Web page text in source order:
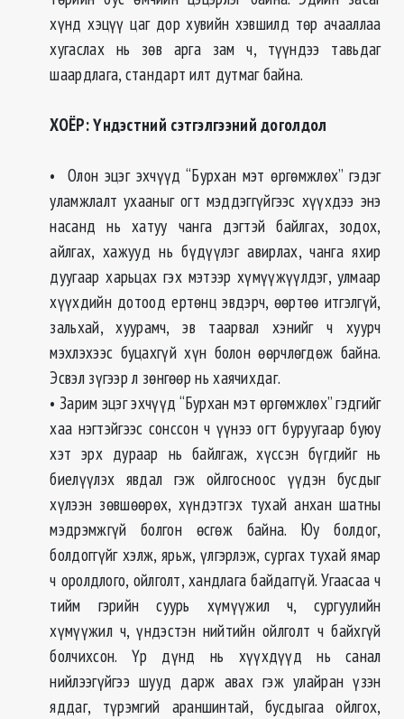
хүнд хэцүү цаг дор хувийн хэвшилд төр ачааллаа
хугаслах нь зөв арга зам ч, түүндээ тавьдаг
шаардлага, стандарт илт дутмаг байна.
ХОЁР: Үндэстний сэтгэлгээний доголдол
• Олон эцэг эхчүүд “Бурхан мэт өргөмжлөх” гэдэг
уламжлалт ухааныг огт мэддэггүйгээс хүүхдээ энэ
насанд нь хатуу чанга дэгтэй байлгах, зодох,
айлгах, хажууд нь бүдүүлэг авирлах, чанга яхир
дуугаар харьцах гэх мэтээр хүмүүжүүлдэг, улмаар
хүүхдийн дотоод ертөнц эвдэрч, өөртөө итгэлгүй,
зальхай, хуурамч, эв таарвал хэнийг ч хуурч
мэхлэхээс буцахгүй хүн болон өөрчлөгдөж байна.
Эсвэл зүгээр л зөнгөөр нь хаячихдаг.
• Зарим эцэг эхчүүд “Бурхан мэт өргөмжлөх” гэдгийг
хаа нэгтэйгээс сонссон ч үүнээ огт буруугаар буюу
хэт эрх дураар нь байлгаж, хүссэн бүгдийг нь
биелүүлэх явдал гэж ойлгосноос үүдэн бусдыг
хүлээн зөвшөөрөх, хүндэтгэх тухай анхан шатны
мэдрэмжгүй болгон өсгөж байна. Юу болдог,
болдоггүйг хэлж, ярьж, үлгэрлэж, сургах тухай ямар
ч оролдлого, ойлголт, хандлага байдаггүй. Угаасаа ч
тийм гэрийн суурь хүмүүжил ч, сургуулийн
хүмүүжил ч, үндэстэн нийтийн ойлголт ч байхгүй
болчихсон. Үр дүнд нь хүүхдүүд нь санал
нийлээгүйгээ шууд дарж авах гэж улайран үзэн
яддаг, түрэмгий араншинтай, бусдыгаа ойлгох,